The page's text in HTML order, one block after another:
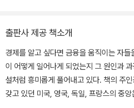
출판사 제공 책소개
경제를 알고 싶다면 금융을 움직이는 자들을 보아라!
이 어떻게 일어나게 되었는지 그 원인과
설처럼 흥미롭게 풀어내고 있다. 책의 주
갖고 있던 미국, 영국, 독일, 프랑스의 중